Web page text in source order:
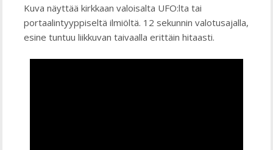
Kuva näyttää kirkkaan valoisalta UFO:lta tai
portaalintyyppiseltä ilmiöltä. 12 sekunnin valotusajalla,
esine tuntuu liikkuvan taivaalla erittäin hitaasti.